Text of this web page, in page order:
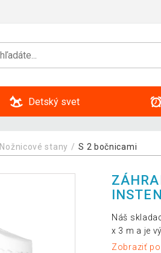
Detský svet
Nožnicové stany S 2 bočnicami
Náš
x 3 m a je
Zobraziť